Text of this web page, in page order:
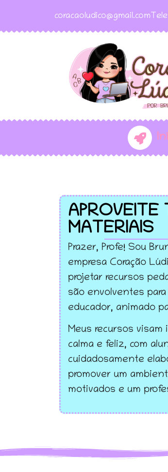
coracaoludico@gmail.com
MATERIAIS
Prazer, Profe! Sou
empresa Coração
projetar recursos
são envolventes
educador, animado
Meus recursos
calma e feliz, com
cuidadosamente
promover um
motivados e um